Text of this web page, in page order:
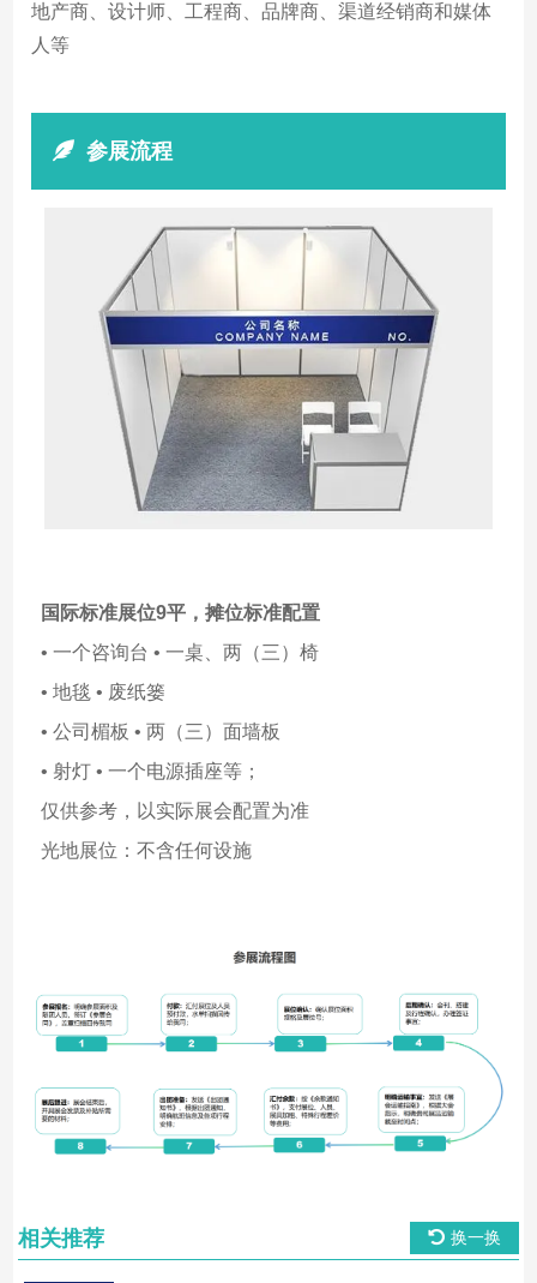
地产商、设计师、工程商、品牌商、渠道经销商和媒体
人等
参展流程
国际标准展位9平，摊位标准配置
• 一个咨询台 • 一桌、两（三）椅
• 地毯 • 废纸篓
• 公司楣板 • 两（三）面墙板
• 射灯 • 一个电源插座等；
仅供参考，以实际展会配置为准
光地展位：不含任何设施
相关推荐 换一换